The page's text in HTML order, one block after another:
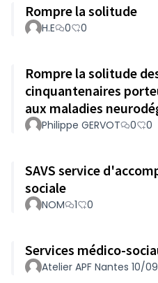
Rompre la solitude
H.E 0 0
Rompre la solitude
cinquantenaires
aux maladies
Philippe GERVOT 0 0
SAVS service
sociale
NOM 1 0
Services médico-
Atelier APF Nantes 10/